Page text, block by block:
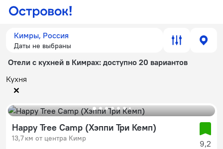
Кимры, Россия
Даты не выбраны
Отели с кухней в Кимрах: доступно 20 вариантов
Кухня
Happy Tree Camp (Хэппи Три Кемп)
13,7 км от центра Кимр
9,2